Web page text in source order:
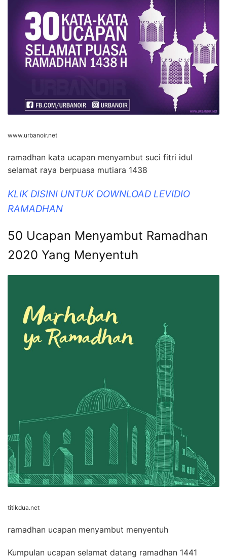
www.urbanoir.net
ramadhan kata ucapan menyambut suci fitri idul
selamat raya berpuasa mutiara 1438
KLIK DISINI UNTUK DOWNLOAD LEVIDIO
RAMADHAN
50 Ucapan Menyambut Ramadhan
2020 Yang Menyentuh
titikdua.net
ramadhan ucapan menyambut menyentuh
Kumpulan ucapan selamat datang ramadhan 1441